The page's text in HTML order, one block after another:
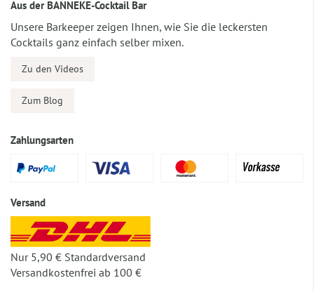
Aus der BANNEKE-Cocktail Bar
Unsere Barkeeper zeigen Ihnen, wie Sie die leckersten
Cocktails ganz einfach selber mixen.
Zu den Videos
Zum Blog
Zahlungsarten
Versand
Nur 5,90 € Standardversand
Versandkostenfrei ab 100 €